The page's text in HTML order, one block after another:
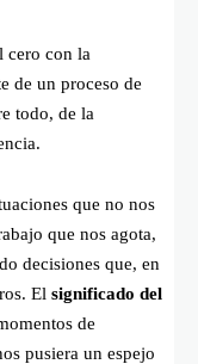
cero con la
de un proceso de
todo, de la
que no nos
que nos agota,
decisiones que, en
El significado del
de
pusiera un espejo